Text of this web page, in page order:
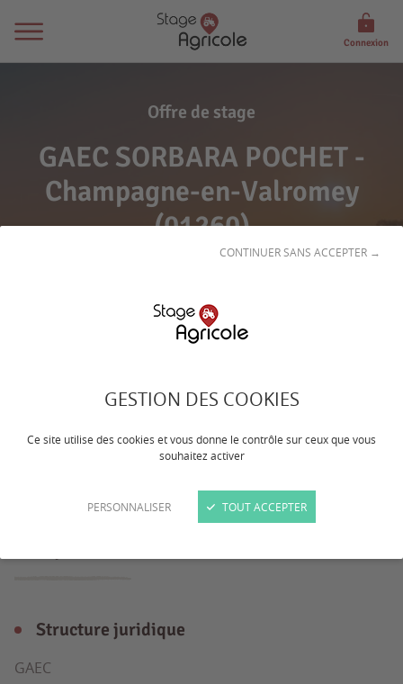
GESTION DES COOKIES
Ce site utilise des cookies et vous donne le contrôle sur ceux que vous
souhaitez activer
PERSONNALISER
CONTINUER SANS ACCEPTER →
TOUT ACCEPTER
Connexion
Offre de stage
GAEC SORBARA POCHET -
Champagne-en-Valromey
(01260)
Polyculture élevage
Structure juridique
GAEC